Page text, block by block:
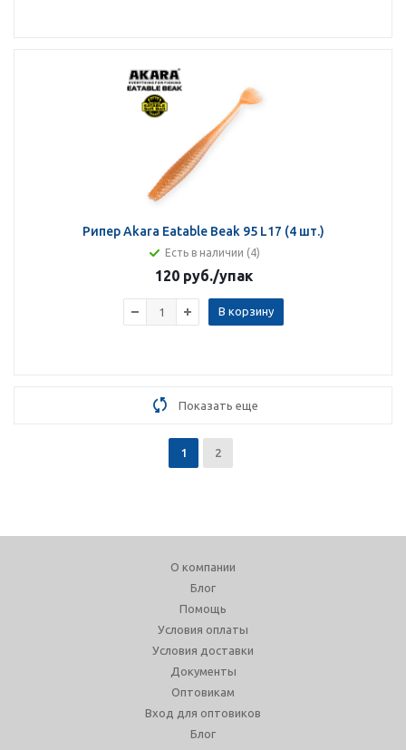
Рипер Akara Eatable Beak 95 L17 (4 шт.)
Есть в наличии (4)
120 руб./упак
В корзину
Показать еще
1 2
О компании
Блог
Помощь
Условия оплаты
Условия доставки
Документы
Оптовикам
Вход для оптовиков
Блог